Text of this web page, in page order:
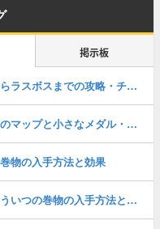
掲示板
竜王の城からラスボスまでの攻略・チャート5
旅人の教会のマップと小さなメダル・行き方
物の入手方法と効果
せいしんとういつの巻物の入手方法と効果